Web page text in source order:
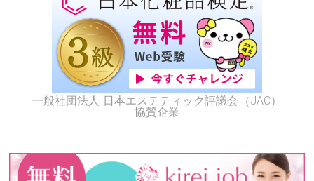
一般社団法人 日本エステティック評議会（JAC）
協賛企業